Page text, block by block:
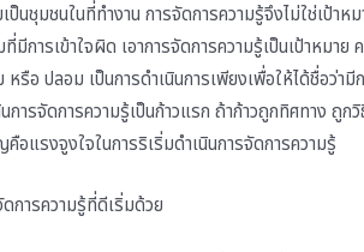
ป็นชุมชนในที่ทำงาน การจัดการความรู้จึงไม่ใช่เป้า
มีการเข้าใจผิด เอาการจัดการความรู้เป็นเป้าหมา
หรือ ปลอม เป็นการดำเนินการเพียงเพื่อให้ได้ชื่อว่า
การจัดการความรู้เป็นก้าวแรก ถ้าก้าวถูกทิศทาง ถู
อแรงจูงใจในการริเริ่มดำเนินการจัดการความรู้
การความรู้ที่ดีเริ่มด้วย